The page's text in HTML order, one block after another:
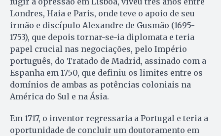
Londres, Haia e Paris, onde teve o apoio de seu
irmão e discípulo Alexandre de Gusmão (1695-
1753), que depois tornar-se-ia diplomata e teria
papel crucial nas negociações, pelo Império
português, do Tratado de Madrid, assinado com a
Espanha em 1750, que definiu os limites entre os
domínios de ambas as potências coloniais na
América do Sul e na Ásia.
Em 1717, o inventor regressaria a Portugal e teria a
oportunidade de concluir um doutoramento em